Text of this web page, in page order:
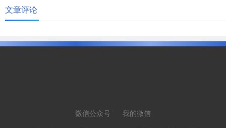
文章评论
微信公众号 我的微信